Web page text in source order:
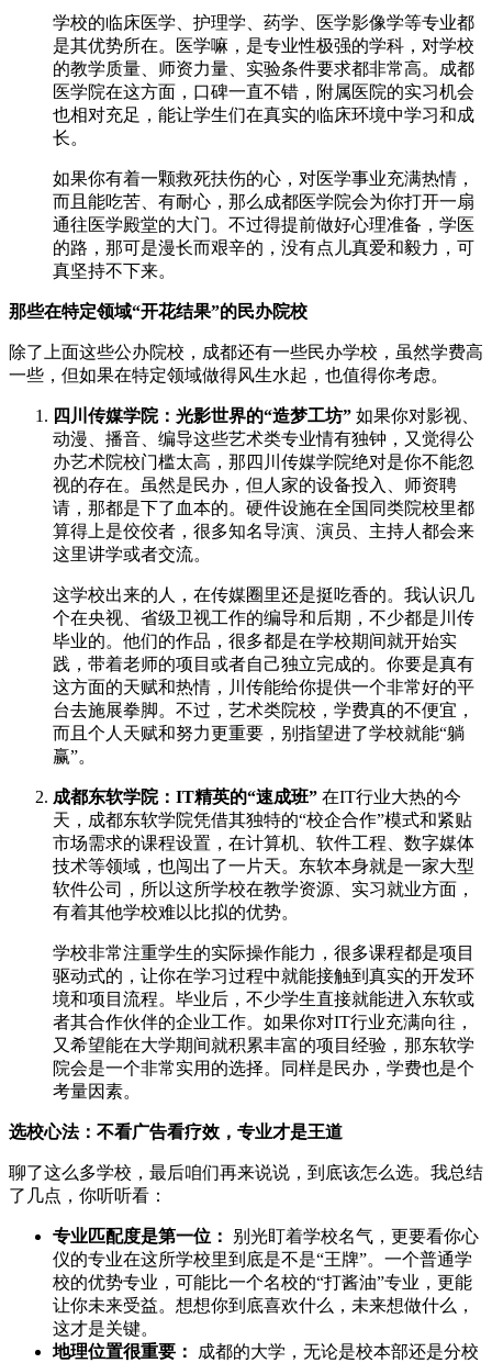
学校的临床医学、护理学、药学、医学影像学等专业都
是其优势所在。医学嘛，是专业性极强的学科，对学校
的教学质量、师资力量、实验条件要求都非常高。成都
医学院在这方面，口碑一直不错，附属医院的实习机会
也相对充足，能让学生们在真实的临床环境中学习和成
长。
如果你有着一颗救死扶伤的心，对医学事业充满热情，
而且能吃苦、有耐心，那么成都医学院会为你打开一扇
通往医学殿堂的大门。不过得提前做好心理准备，学医
的路，那可是漫长而艰辛的，没有点儿真爱和毅力，可
真坚持不下来。
那些在特定领域“开花结果”的民办院校
除了上面这些公办院校，成都还有一些民办学校，虽然学费高
一些，但如果在特定领域做得风生水起，也值得你考虑。
四川传媒学院：光影世界的“造梦工坊” 如果你对影视、
动漫、播音、编导这些艺术类专业情有独钟，又觉得公
办艺术院校门槛太高，那四川传媒学院绝对是你不能忽
视的存在。虽然是民办，但人家的设备投入、师资聘
请，那都是下了血本的。硬件设施在全国同类院校里都
算得上是佼佼者，很多知名导演、演员、主持人都会来
这里讲学或者交流。
这学校出来的人，在传媒圈里还是挺吃香的。我认识几
个在央视、省级卫视工作的编导和后期，不少都是川传
毕业的。他们的作品，很多都是在学校期间就开始实
践，带着老师的项目或者自己独立完成的。你要是真有
这方面的天赋和热情，川传能给你提供一个非常好的平
台去施展拳脚。不过，艺术类院校，学费真的不便宜，
而且个人天赋和努力更重要，别指望进了学校就能“躺
赢”。
成都东软学院：IT精英的“速成班” 在IT行业大热的今
天，成都东软学院凭借其独特的“校企合作”模式和紧贴
市场需求的课程设置，在计算机、软件工程、数字媒体
技术等领域，也闯出了一片天。东软本身就是一家大型
软件公司，所以这所学校在教学资源、实习就业方面，
有着其他学校难以比拟的优势。
学校非常注重学生的实际操作能力，很多课程都是项目
驱动式的，让你在学习过程中就能接触到真实的开发环
境和项目流程。毕业后，不少学生直接就能进入东软或
者其合作伙伴的企业工作。如果你对IT行业充满向往，
又希望能在大学期间就积累丰富的项目经验，那东软学
院会是一个非常实用的选择。同样是民办，学费也是个
考量因素。
选校心法：不看广告看疗效，专业才是王道
聊了这么多学校，最后咱们再来说说，到底该怎么选。我总结
了几点，你听听看：
专业匹配度是第一位： 别光盯着学校名气，更要看你心
仪的专业在这所学校里到底是不是“王牌”。一个普通学
校的优势专业，可能比一个名校的“打酱油”专业，更能
让你未来受益。想想你到底喜欢什么，未来想做什么，
这才是关键。
地理位置很重要：
成都的大学，无论是校本部还是分校